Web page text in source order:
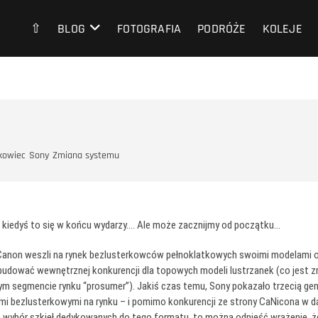
⇧ BLOG FOTOGRAFIA PODRÓŻE KOLEJE
Sony Zmiana systemu
to się w końcu wydarzy…. Ale może zacznijmy od początku…
weszli na rynek bezlusterkowców pełnoklatkowych swoimi modelami
wewnętrznej konkurencji dla topowych modeli lustrzanek (co jest
rynku “prosumer”). Jakiś czas temu, Sony pokazało trzecią
bezlusterkowymi na rynku – i pomimo konkurencji ze strony CaNicona w